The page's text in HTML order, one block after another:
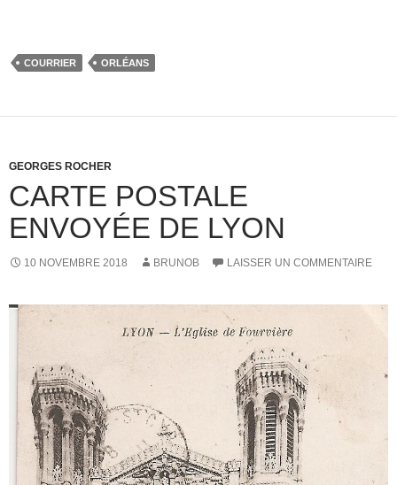
COURRIER ORLÉANS
GEORGES ROCHER
CARTE POSTALE
ENVOYÉE DE LYON
10 NOVEMBRE 2018 BRUNOB LAISSER UN COMMENTAIRE